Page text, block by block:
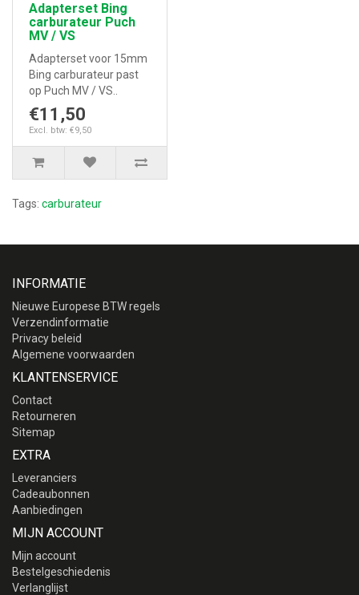
Adapterset Bing
carburateur Puch
MV / VS
Adapterset voor 15mm
Bing carburateur past
op Puch MV / VS..
€11,50
Excl. btw: €9,50
Tags: carburateur
INFORMATIE
Nieuwe Europese BTW regels
Verzendinformatie
Privacy beleid
Algemene voorwaarden
KLANTENSERVICE
Contact
Retourneren
Sitemap
EXTRA
Leveranciers
Cadeaubonnen
Aanbiedingen
MIJN ACCOUNT
Mijn account
Bestelgeschiedenis
Verlanglijst